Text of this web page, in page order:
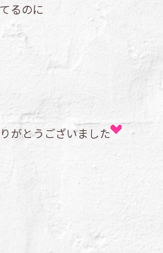
るのに
がとうございました